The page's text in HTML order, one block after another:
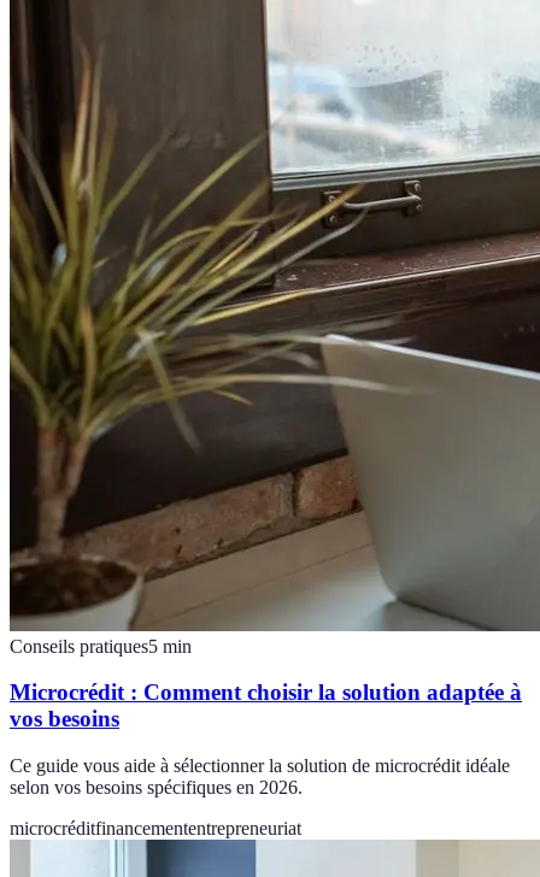
Conseils pratiques5 min
Microcrédit : Comment choisir la solution adaptée à
vos besoins
Ce guide vous aide à sélectionner la solution de microcrédit idéale
selon vos besoins spécifiques en 2026.
microcréditfinancemententrepreneuriat